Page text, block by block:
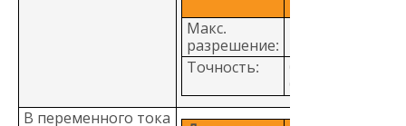
Макс.
разрешение:
Точность:
0,015 +
0,003
В переменного тока